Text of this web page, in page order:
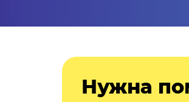
Нужна